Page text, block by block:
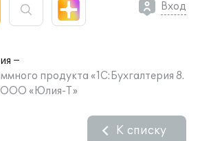
Вход
продукта «1С:Бухгалтерия 8.
ООО «Юлия-Т»
К списку